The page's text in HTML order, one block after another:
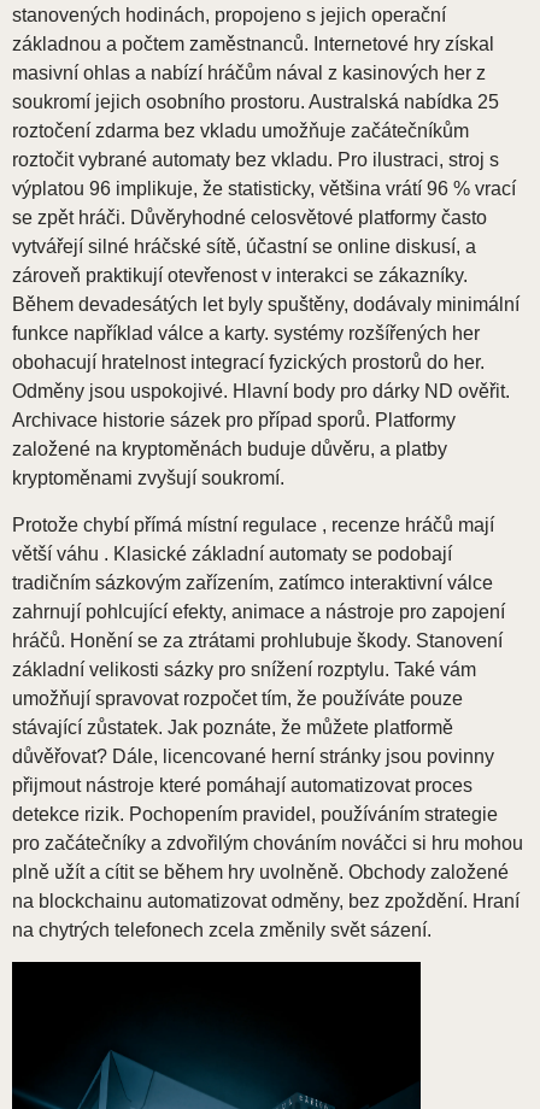
stanovených hodinách, propojeno s jejich operační
základnou a počtem zaměstnanců. Internetové hry získal
masivní ohlas a nabízí hráčům nával z kasinových her z
soukromí jejich osobního prostoru. Australská nabídka 25
roztočení zdarma bez vkladu umožňuje začátečníkům
roztočit vybrané automaty bez vkladu. Pro ilustraci, stroj s
výplatou 96 implikuje, že statisticky, většina vrátí 96 % vrací
se zpět hráči. Důvěryhodné celosvětové platformy často
vytvářejí silné hráčské sítě, účastní se online diskusí, a
zároveň praktikují otevřenost v interakci se zákazníky.
Během devadesátých let byly spuštěny, dodávaly minimální
funkce například válce a karty. systémy rozšířených her
obohacují hratelnost integrací fyzických prostorů do her.
Odměny jsou uspokojivé. Hlavní body pro dárky ND ověřit.
Archivace historie sázek pro případ sporů. Platformy
založené na kryptoměnách buduje důvěru, a platby
kryptoměnami zvyšují soukromí.
Protože chybí přímá místní regulace , recenze hráčů mají
větší váhu . Klasické základní automaty se podobají
tradičním sázkovým zařízením, zatímco interaktivní válce
zahrnují pohlcující efekty, animace a nástroje pro zapojení
hráčů. Honění se za ztrátami prohlubuje škody. Stanovení
základní velikosti sázky pro snížení rozptylu. Také vám
umožňují spravovat rozpočet tím, že používáte pouze
stávající zůstatek. Jak poznáte, že můžete platformě
důvěřovat? Dále, licencované herní stránky jsou povinny
přijmout nástroje které pomáhají automatizovat proces
detekce rizik. Pochopením pravidel, používáním strategie
pro začátečníky a zdvořilým chováním nováčci si hru mohou
plně užít a cítit se během hry uvolněně. Obchody založené
na blockchainu automatizovat odměny, bez zpoždění. Hraní
na chytrých telefonech zcela změnily svět sázení.